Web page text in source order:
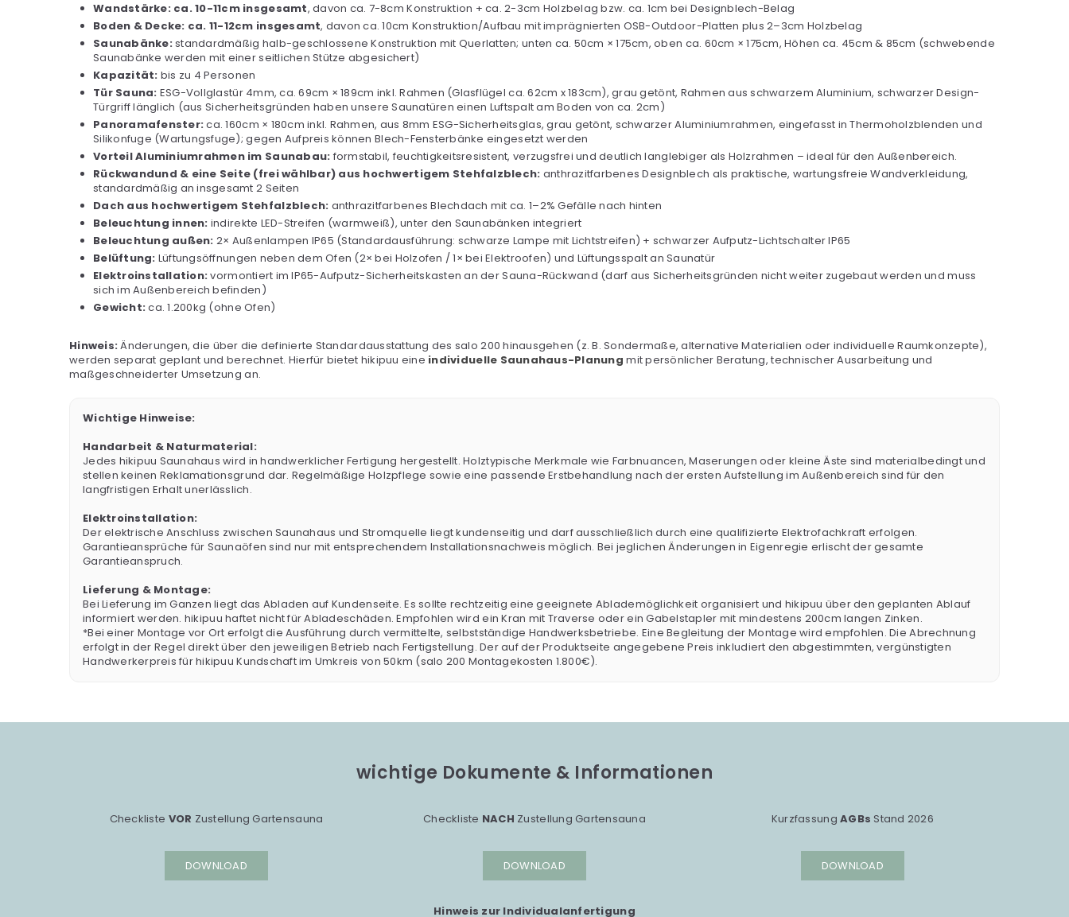
Wandstärke: ca. 10-11cm insgesamt, davon ca. 7-8cm Konstruktion + ca. 2-3cm Holzbelag bzw. ca. 1cm bei Designblech-Belag
Boden & Decke: ca. 11-12cm insgesamt, davon ca. 10cm Konstruktion/Aufbau mit imprägnierten OSB-Outdoor-Platten plus 2–3cm Holzbelag
Saunabänke:standardmäßig halb-geschlossene Konstruktion mit Querlatten; unten ca. 50cm × 175cm, oben ca. 60cm × 175cm, Höhen ca. 45cm & 85cm (schwebende
Saunabänke werden mit einer seitlichen Stütze abgesichert)
Kapazität: bis zu 4 Personen
Tür Sauna: ESG-Vollglastür 4mm, ca. 69cm × 189cm inkl. Rahmen (Glasflügel ca. 62cm x 183cm), grau getönt, Rahmen aus schwarzem Aluminium, schwarzer Design-
Türgriff länglich (aus Sicherheitsgründen haben unsere Saunatüren einen Luftspalt am Boden von ca. 2cm)
Panoramafenster:ca. 160cm × 180cm inkl. Rahmen, aus 8mm ESG-Sicherheitsglas, grau getönt, schwarzer Aluminiumrahmen, eingefasst in Thermoholzblenden und
Silikonfuge (Wartungsfuge); gegen Aufpreis können Blech-Fensterbänke eingesetzt werden
Vorteil Aluminiumrahmen im Saunabau: formstabil, feuchtigkeitsresistent, verzugsfrei und deutlich langlebiger als Holzrahmen – ideal für den Außenbereich.
Rückwandund & eine Seite (frei wählbar) aus hochwertigem Stehfalzblech: anthrazitfarbenes Designblech als praktische, wartungsfreie Wandverkleidung,
standardmäßig an insgesamt 2 Seiten
Dach aus hochwertigem Stehfalzblech: anthrazitfarbenes Blechdach mit ca. 1–2% Gefälle nach hinten
Beleuchtung innen: indirekte LED-Streifen (warmweiß), unter den Saunabänken integriert
Beleuchtung außen: 2× Außenlampen IP65 (Standardausführung: schwarze Lampe mit Lichtstreifen) + schwarzer Aufputz-Lichtschalter IP65
Belüftung: Lüftungsöffnungen neben dem Ofen (2× bei Holzofen / 1× bei Elektroofen) und Lüftungsspalt an Saunatür
Elektroinstallation:vormontiert im IP65-Aufputz-Sicherheitskasten an der Sauna-Rückwand (darf aus Sicherheitsgründen nicht weiter zugebaut werden und muss
sich im Außenbereich befinden)
Gewicht:ca. 1.200kg (ohne Ofen)
Hinweis:Änderungen, die über die definierte Standardausstattung des salo 200 hinausgehen (z. B. Sondermaße, alternative Materialien oder individuelle Raumkonzepte),
werden separat geplant und berechnet. Hierfür bietet hikipuu eine individuelle Saunahaus-Planung mit persönlicher Beratung, technischer Ausarbeitung und
maßgeschneiderter Umsetzung an.
Wichtige Hinweise:
Handarbeit & Naturmaterial:
Jedes hikipuu Saunahaus wird in handwerklicher Fertigung hergestellt. Holztypische Merkmale wie Farbnuancen, Maserungen oder kleine Äste sind materialbedingt und
stellen keinen Reklamationsgrund dar. Regelmäßige Holzpflege sowie eine passende Erstbehandlung nach der ersten Aufstellung im Außenbereich sind für den
langfristigen Erhalt unerlässlich.
Elektroinstallation:
Der elektrische Anschluss zwischen Saunahaus und Stromquelle liegt kundenseitig und darf ausschließlich durch eine qualifizierte Elektrofachkraft erfolgen.
Garantieansprüche für Saunaöfen sind nur mit entsprechendem Installationsnachweis möglich. Bei jeglichen Änderungen in Eigenregie erlischt der gesamte
Garantieanspruch.
Lieferung & Montage:
Bei Lieferung im Ganzen liegt das Abladen auf Kundenseite. Es sollte rechtzeitig eine geeignete Ablademöglichkeit organisiert und hikipuu über den geplanten Ablauf
informiert werden. hikipuu haftet nicht für Abladeschäden. Empfohlen wird ein Kran mit Traverse oder ein Gabelstapler mit mindestens 200cm langen Zinken.
*Bei einer Montage vor Ort erfolgt die Ausführung durch vermittelte, selbstständige Handwerksbetriebe. Eine Begleitung der Montage wird empfohlen. Die Abrechnung
erfolgt in der Regel direkt über den jeweiligen Betrieb nach Fertigstellung. Der auf der Produktseite angegebene Preis inkludiert den abgestimmten, vergünstigten
Handwerkerpreis für hikipuu Kundschaft im Umkreis von 50km (salo 200 Montagekosten 1.800€).
wichtige Dokumente & Informationen
Checkliste VOR Zustellung Gartensauna
DOWNLOAD
Checkliste NACH Zustellung Gartensauna
DOWNLOAD
KurzfassungAGBs Stand 2026
DOWNLOAD
Hinweis zur Individualanfertigung